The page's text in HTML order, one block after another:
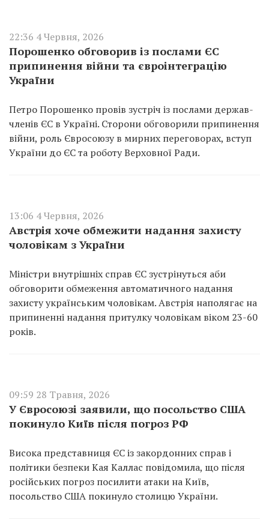
22:36 4 Червня, 2026
Порошенко обговорив із послами ЄС
припинення війни та євроінтеграцію
України
Петро Порошенко провів зустріч із послами держав-
членів ЄС в Україні. Сторони обговорили припинення
війни, роль Євросоюзу в мирних переговорах, вступ
України до ЄС та роботу Верховної Ради.
13:06 4 Червня, 2026
Австрія хоче обмежити надання захисту
чоловікам з України
Міністри внутрішніх справ ЄС зустрінуться аби
обговорити обмеження автоматичного надання
захисту українським чоловікам. Австрія наполягає на
припиненні надання притулку чоловікам віком 23-60
років.
09:59 28 Травня, 2026
У Євросоюзі заявили, що посольство США
покинуло Київ після погроз РФ
Висока представниця ЄС із закордонних справ і
політики безпеки Кая Каллас повідомила, що після
російських погроз посилити атаки на Київ,
посольство США покинуло столицю України.